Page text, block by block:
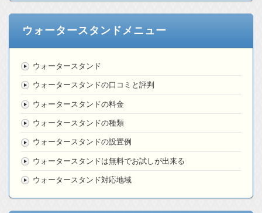
ウォータースタンドメニュー
ウォータースタンド
ウォータースタンドの口コミと評判
ウォータースタンドの料金
ウォータースタンドの種類
ウォータースタンドの設置例
ウォータースタンドは無料でお試しが出来る
ウォータースタンド対応地域